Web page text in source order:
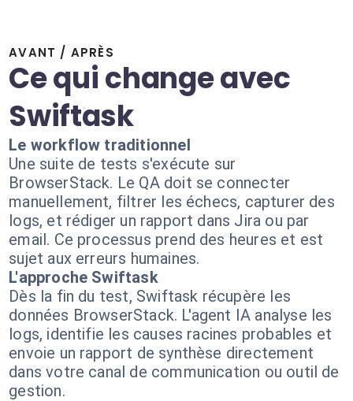
AVANT / APRÈS
Ce qui change avec
Swiftask
Le workflow traditionnel
Une suite de tests s'exécute sur
BrowserStack. Le QA doit se connecter
manuellement, filtrer les échecs, capturer des
logs, et rédiger un rapport dans Jira ou par
email. Ce processus prend des heures et est
sujet aux erreurs humaines.
L'approche Swiftask
Dès la fin du test, Swiftask récupère les
données BrowserStack. L'agent IA analyse les
logs, identifie les causes racines probables et
envoie un rapport de synthèse directement
dans votre canal de communication ou outil de
gestion.